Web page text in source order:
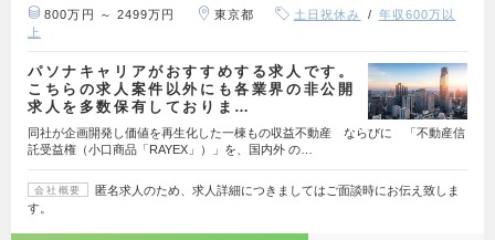
800万円 ～ 2499万円 東京都 土日祝休み
年収600万以
上
パソナキャリアがおすすめする求人です。
こちらの求人案件以外にも各業界の非公開
求人を多数保有しておりま…
同社が企画開発し価値を再生化した一棟もの収益不動産 ならびに 「不動産信
託受益権（小口商品「RAYEX」）」を、国内外 の…
会社概要
匿名求人のため、求人詳細につきましてはご面談時にお伝え致しま
す。